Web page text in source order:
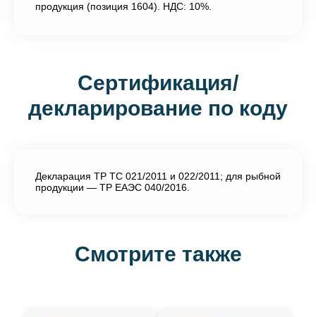
продукция (позиция 1604). НДС: 10%.
Сертификация/
декларирование по коду
Декларация ТР ТС 021/2011 и 022/2011; для рыбной
продукции — ТР ЕАЭС 040/2016.
Смотрите также